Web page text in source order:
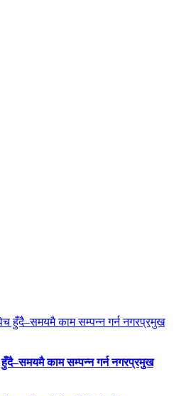
काम सम्पन्न गर्न नगरप्रमुख